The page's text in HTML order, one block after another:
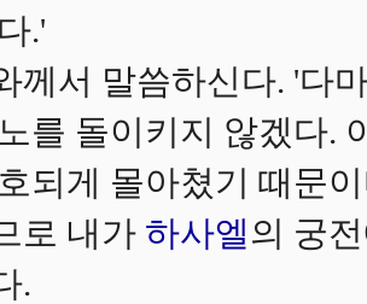
.'
께서 말씀하신다. '다
를 돌이키지 않겠다.
되게 몰아쳤기 때문
로 내가 하사엘의 궁
.